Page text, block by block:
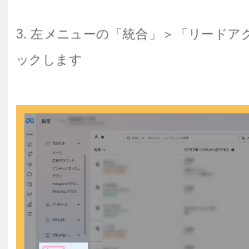
3. 左メニューの「統合」＞「リードア
ックします